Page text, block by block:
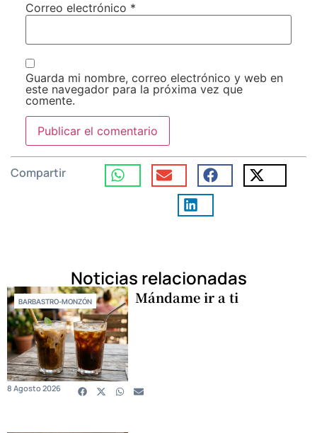
Correo electrónico *
Guarda mi nombre, correo electrónico y web en
este navegador para la próxima vez que
comente.
Compartir
Noticias relacionadas
BARBASTRO-MONZÓN Mándame ir a ti
8 Agosto 2026